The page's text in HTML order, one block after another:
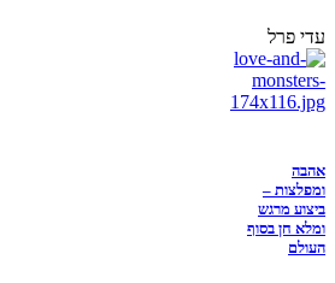
עדי פרל
אהבה
ומפלצות –
ביצוע מרגש
ומלא חן בסוף
העולם